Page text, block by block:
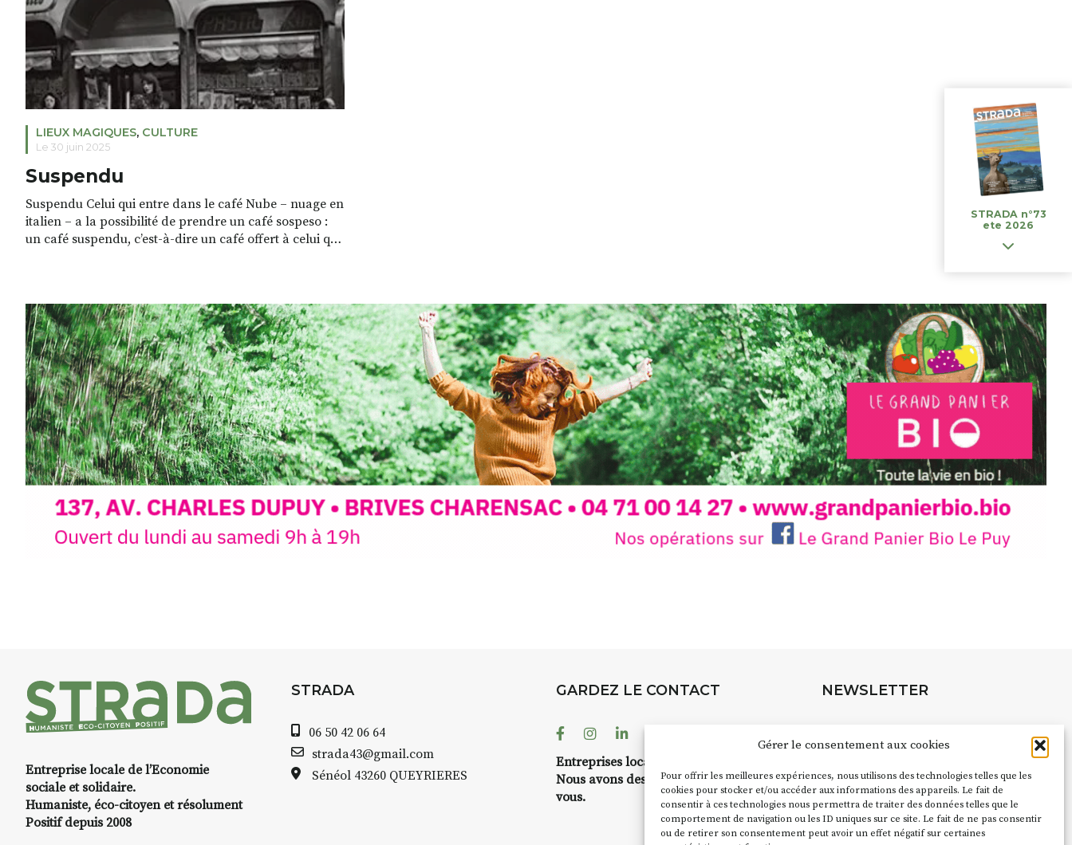
Gérer le consentement aux cookies
Pour offrir les meilleures expériences, nous utilisons des technologies telles que les
cookies pour stocker et/ou accéder aux informations des appareils. Le fait de
consentir à ces technologies nous permettra de traiter des données telles que le
comportement de navigation ou les ID uniques sur ce site. Le fait de ne pas consentir
ou de retirer son consentement peut avoir un effet négatif sur certaines
LIEUX MAGIQUES, CULTURE
Le 30 juin 2025
Suspendu
Suspendu Celui qui entre dans le café Nube – nuage en
italien – a la possibilité de prendre un café sospeso :
un café suspendu, c’est-à-dire un café offert à celui qui
STRADA n°73
ete 2026
Entreprise locale de l’Economie
sociale et solidaire.
Humaniste, éco-citoyen et résolument
Positif depuis 2008
STRADA
06 50 42 06 64
strada43@gmail.com
Sénéol 43260 QUEYRIERES
GARDEZ LE CONTACT
FacebookInstagramLinkedin
Entreprises locales ?
Nous avons des solutions pubs pour
vous.
NEWSLETTER
NOUS CONTACTER